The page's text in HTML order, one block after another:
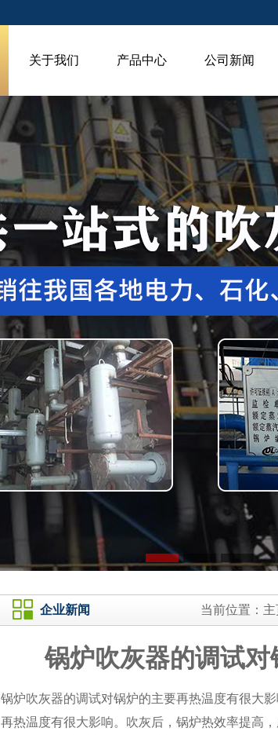
关于我们 产品中心 公司新闻
企业新闻 当前位置：
锅炉吹灰器的调试
锅炉吹灰器的调试对锅炉的主要再热温度有很大
再热温度有很大影响。吹灰后，锅炉热效率提高